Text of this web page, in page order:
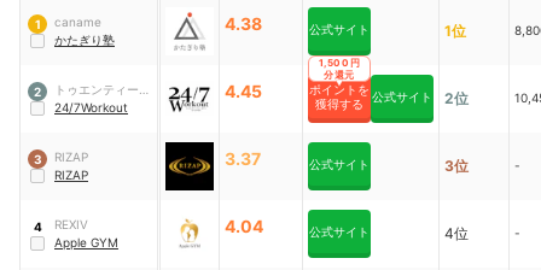
1
caname
かたぎり塾
4.38 公式サイト 1位
2
トゥエンティーフ
ォーセブンホール
24/7Workout
4.45
ポイントを
獲得する
1,500円
分還元
公式サイト 2位
3
RIZAP
RIZAP
3.37 公式サイト 3位 -
4
REXIV
Apple GYM
4.04 公式サイト 4位 -